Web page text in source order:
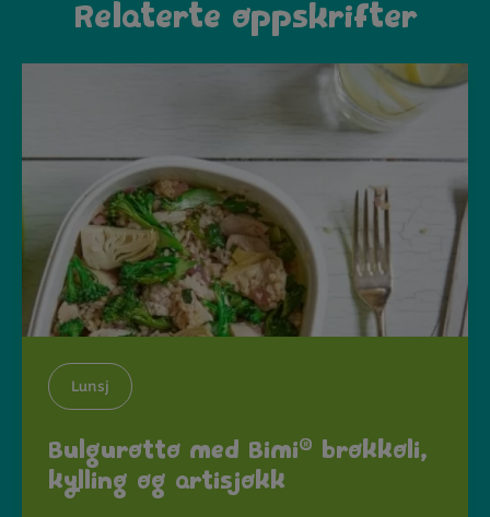
Relaterte oppskrifter
Lunsj
Bulgurotto med Bimi® brokkoli,
kylling og artisjokk